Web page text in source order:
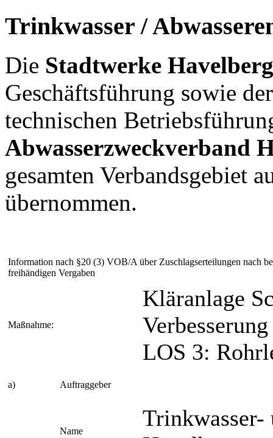
Trinkwasser /
Die Stadtwerke
Geschäftsführung sowie
technischen
Abwasserzweckverband
gesamten Verbandsgebiet
übernommen.
Information nach §20 (3) VOB/A über Zuschlagserteilungen nach
freihändigen Vergaben
Maßnahme:
Kläranlage
LOS 3:
a) Auftraggeber
Name
Trinkwasser-